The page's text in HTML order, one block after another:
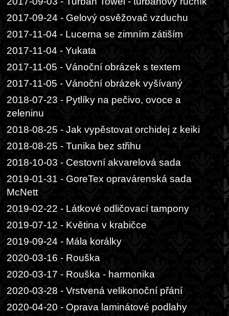
2017-09-24 - Gelový osvěžovač vzduchu
2017-11-04 - Lucerna se zimním zátiším
2017-11-04 - Yukata
2017-11-05 - Vánoční obrázek s textem
2017-11-05 - Vánoční obrázek vyšívaný
2018-07-23 - Pytlíky na pečivo, ovoce a
zeleninu
2018-08-25 - Jak vypěstovat orchidej z keiki
2018-08-25 - Tunika bez střihu
2018-10-03 - Cestovní akvarelová sada
2019-01-31 - GoreTex opravárenská sada
McNett
2019-02-22 - Látkové odličovací tampony
2019-07-12 - Květina v krabičce
2019-09-24 - Mála korálky
2020-03-16 - Rouška
2020-03-17 - Rouška - harmonika
2020-03-28 - Vrstvená velikonoční přání
2020-04-20 - Oprava laminátové podlahy